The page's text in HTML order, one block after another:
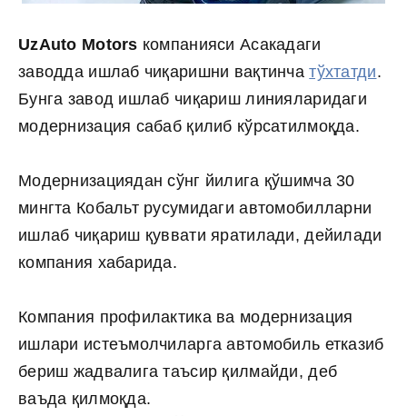
UzAuto Motors компанияси Асакадаги
заводда ишлаб чиқаришни вақтинчатўхтатди.
Бунга завод ишлаб чиқариш линияларидаги
модернизация сабаб қилиб кўрсатилмоқда.
Модернизациядан сўнг йилига қўшимча 30
мингта Кобальт русумидаги автомобилларни
ишлаб чиқариш қуввати яратилади, дейилади
компания хабарида.
Компания профилактика ва модернизация
ишлари истеъмолчиларга автомобиль етказиб
бериш жадвалига таъсир қилмайди, деб
ваъда қилмоқда.